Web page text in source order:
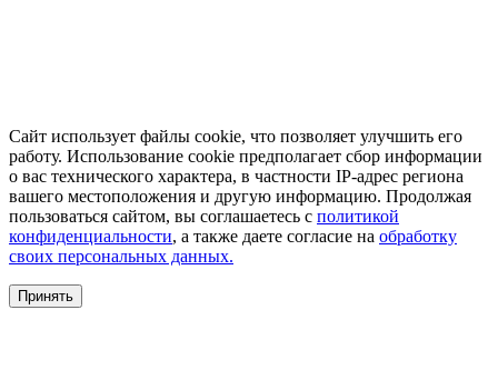
Сайт использует файлы cookie, что позволяет улучшить его
работу. Использование cookie предполагает сбор информации
о вас технического характера, в частности IP-адрес региона
вашего местоположения и другую информацию. Продолжая
пользоваться сайтом, вы соглашаетесь с политикой
конфиденциальности, а также даете согласие на обработку
своих персональных данных.
Принять